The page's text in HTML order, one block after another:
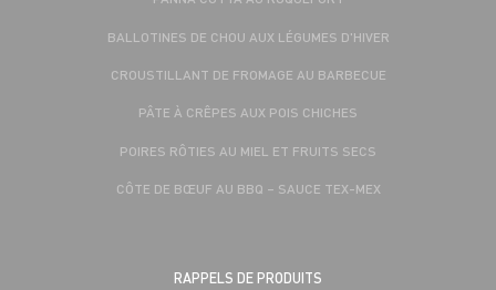
BALLOTINES DE CHOU AUX LÉGUMES D'HIVER
CROUSTILLANT DE FROMAGE AU BARBECUE
PÂTE À CRÊPES AUX POIS CHICHES
POIRES RÔTIES AU MIEL ET FRUITS SECS
CÔTE DE BŒUF AU BBQ – SAUCE TEX-MEX
RAPPELS DE PRODUITS